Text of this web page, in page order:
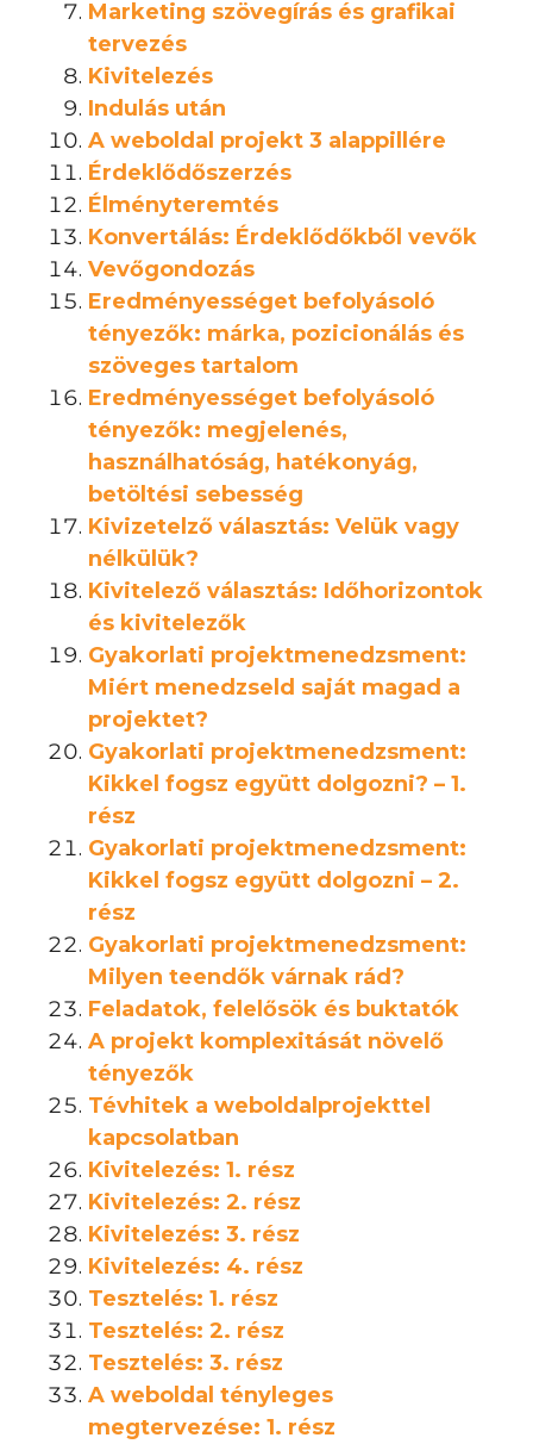
Marketing szövegírás és grafikai
tervezés
Kivitelezés
Indulás után
A weboldal projekt 3 alappillére
Érdeklődőszerzés
Élményteremtés
Konvertálás: Érdeklődőkből vevők
Vevőgondozás
Eredményességet befolyásoló
tényezők: márka, pozicionálás és
szöveges tartalom
Eredményességet befolyásoló
tényezők: megjelenés,
használhatóság, hatékonyág,
betöltési sebesség
Kivizetelző választás: Velük vagy
nélkülük?
Kivitelező választás: Időhorizontok
és kivitelezők
Gyakorlati projektmenedzsment:
Miért menedzseld saját magad a
projektet?
Gyakorlati projektmenedzsment:
Kikkel fogsz együtt dolgozni? – 1.
rész
Gyakorlati projektmenedzsment:
Kikkel fogsz együtt dolgozni – 2.
rész
Gyakorlati projektmenedzsment:
Milyen teendők várnak rád?
Feladatok, felelősök és buktatók
A projekt komplexitását növelő
tényezők
Tévhitek a weboldalprojekttel
kapcsolatban
Kivitelezés: 1. rész
Kivitelezés: 2. rész
Kivitelezés: 3. rész
Kivitelezés: 4. rész
Tesztelés: 1. rész
Tesztelés: 2. rész
Tesztelés: 3. rész
A weboldal tényleges
megtervezése: 1. rész